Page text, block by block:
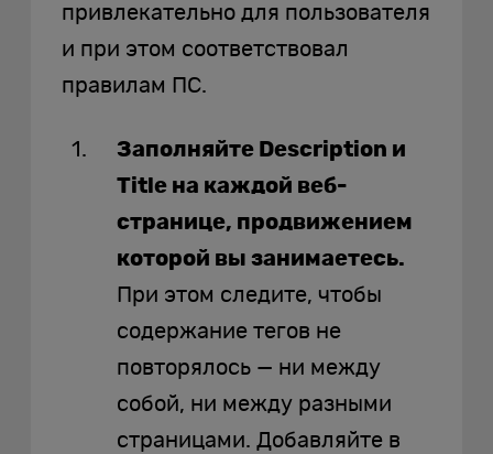
привлекательно для пользователя
и при этом соответствовал
правилам ПС.
Заполняйте Description и
Title на каждой веб-
странице, продвижением
которой вы занимаетесь.
При этом следите, чтобы
содержание тегов не
повторялось — ни между
собой, ни между разными
страницами. Добавляйте в